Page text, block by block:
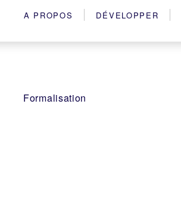
A PROPOS DÉVELOPPER
Formalisation